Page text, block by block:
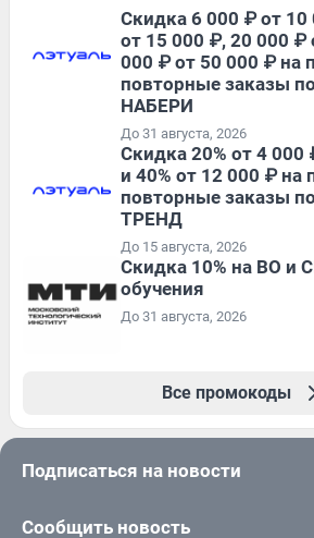
Скидка 6 000 ₽ от
от 15 000 ₽, 20 000 ₽
000 ₽ от 50 000 ₽ на
повторные заказы
НАБЕРИ
До 31 августа, 2026
Скидка 20% от 4 000
и 40% от 12 000 ₽ на
повторные заказы
ТРЕНД
До 15 августа, 2026
Скидка 10% на ВО и
обучения
До 31 августа, 2026
Все промокоды
Подписаться на новости
Сообщить новость